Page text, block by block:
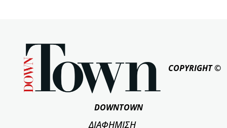
COPYRIGHT ©
DOWNTOWN
ΔΙΑΦΗΜΙΣΗ